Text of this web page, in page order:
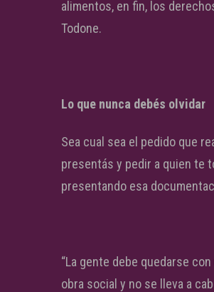
alimentos, en fin, los
Todone.
Lo que nunca debés olvidar
Sea cual sea el pedido que
presentás y pedir a quien te
presentando esa
“La gente debe quedarse
obra social y no se lleva a